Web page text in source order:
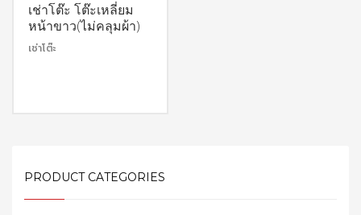
เช่าโต๊ะ โต๊ะเหลี่ยม
หน้าขาว(ไม่คลุมผ้า)
เช่าโต๊ะ
PRODUCT CATEGORIES